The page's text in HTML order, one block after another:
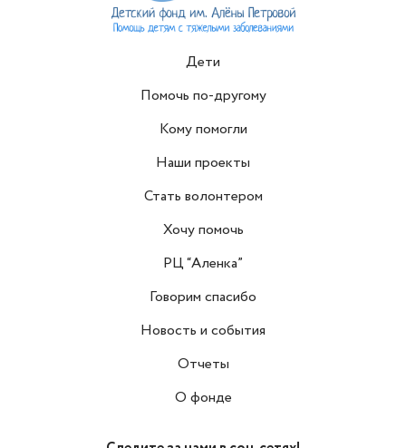
Дети
Помочь по-другому
Кому помогли
Наши проекты
Стать волонтером
Хочу помочь
РЦ “Аленка”
Говорим спасибо
Новость и события
Отчеты
О фонде